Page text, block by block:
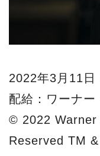
2022年3月11日
配給：ワーナ
© 2022
Reserved TM